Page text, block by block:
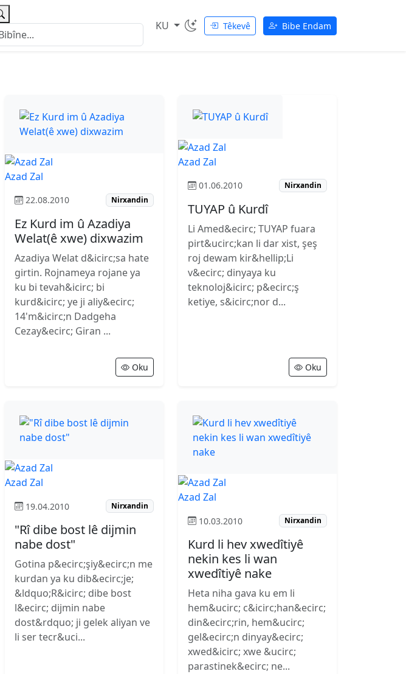
KU Têkevê Bibe Endam
Azad Zal
22.08.2010 Nirxandin
Ez Kurd im û Azadiya
Welat(ê xwe) dixwazim
Azadiya Welat d&icirc;sa hate
girtin. Rojnameya rojane ya
ku bi tevah&icirc; bi
kurd&icirc; ye ji aliy&ecirc;
14'm&icirc;n Dadgeha
Cezay&ecirc; Giran ...
Oku
Azad Zal
01.06.2010 Nirxandin
TUYAP û Kurdî
Li Amed&ecirc; TUYAP fuara
pirt&ucirc;kan li dar xist, şeş
roj dewam kir&hellip;Li
v&ecirc; dinyaya ku
teknoloj&icirc; p&ecirc;ş
ketiye, s&icirc;nor d...
Oku
Azad Zal
19.04.2010 Nirxandin
"Rî dibe bost lê dijmin
nabe dost"
Gotina p&ecirc;şiy&ecirc;n me
kurdan ya ku dib&ecirc;je;
&ldquo;R&icirc; dibe bost
l&ecirc; dijmin nabe
dost&rdquo; ji gelek aliyan ve
li ser tecr&uci...
Azad Zal
10.03.2010 Nirxandin
Kurd li hev xwedîtiyê
nekin kes li wan
xwedîtiyê nake
Heta niha gava ku em li
hem&ucirc; c&icirc;han&ecirc;
din&ecirc;rin, hem&ucirc;
gel&ecirc;n dinyay&ecirc;
xwed&icirc; xwe &ucirc;
parastinek&ecirc; ne...